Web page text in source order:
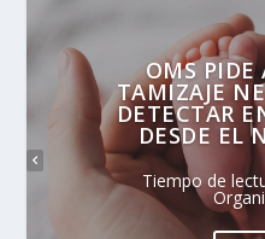
OMS PIDE
TAMIZAJE
DETECTAR
DESDE EL
Tiempo de